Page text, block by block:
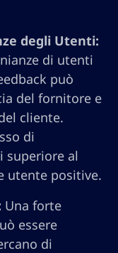
degli Utenti:
di utenti
può
del fornitore e
cliente.
di
superiore al
utente positive.
Una forte
essere
di